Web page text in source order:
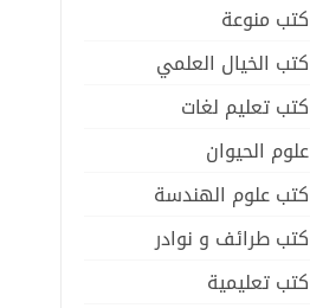
كتب منوعة
كتب الخيال العلمي
كتب تعليم لغات
علوم الحيوان
كتب علوم الهندسة
كتب طرائف و نوادر
كتب تعليمية